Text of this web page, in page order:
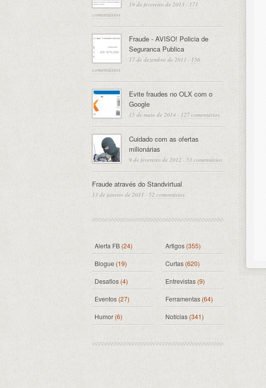
19 de fevereiro de 2013 · 171
comentários
Fraude - AVISO! Policia de
Seguranca Publica
17 de dezembro de 2011 · 156
comentários
Evite fraudes no OLX com o
Google
15 de maio de 2014 · 127 comentários
Cuidado com as ofertas
milionárias
9 de fevereiro de 2012 · 53 comentários
Fraude através do Standvirtual
13 de janeiro de 2011 · 52 comentários
Alerta FB(24) Artigos(355)
Blogue(19) Curtas (620)
Desafios (4) Entrevistas (9)
Eventos (27) Ferramentas(64)
Humor(6) Notícias (341)